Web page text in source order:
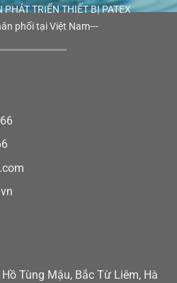
PHÁT TRIỂN THIẾT BỊ PATEX
phối tại Việt Nam---
Tùng Mậu, Bắc Từ Liêm, Hà